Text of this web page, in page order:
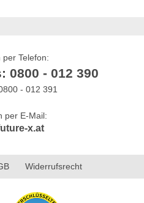
per Telefon:
0800 - 012 390
- 012 391
per E-Mail:
x.at
Widerrufsrecht